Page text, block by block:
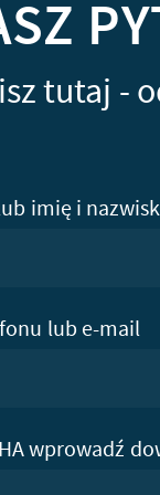
tutaj -
imię i
lub e-mail
wprowadź